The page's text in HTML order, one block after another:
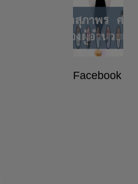
Facebook